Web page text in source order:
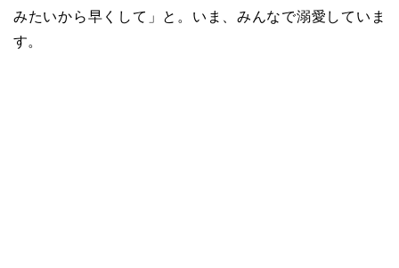
みたいから早くして 」 と。いま、みんなで溺愛していま
す。